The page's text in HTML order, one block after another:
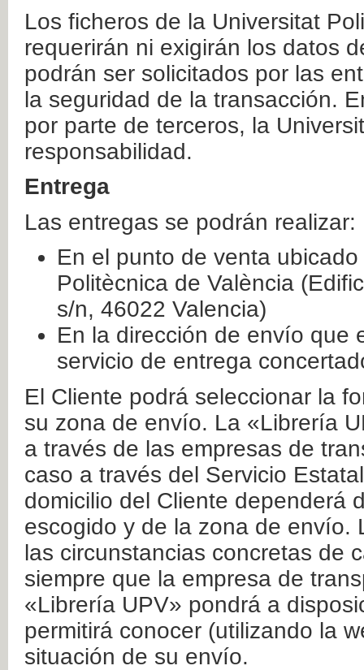
Los ficheros de la Universitat
requerirán ni exigirán los datos
podrán ser solicitados por las
la seguridad de la transacción.
por parte de terceros, la
responsabilidad.
Entrega
Las entregas se podrán realizar:
En el punto de venta
Politècnica de València
s/n, 46022 Valencia)
En la dirección de envío que
servicio de entrega
El Cliente podrá seleccionar la
su zona de envío. La «Librería
a través de las empresas de
caso a través del Servicio
domicilio del Cliente dependerá
escogido y de la zona de envío.
las circunstancias concretas de
siempre que la empresa de
«Librería UPV» pondrá a
permitirá conocer (utilizando la
situación de su envío.